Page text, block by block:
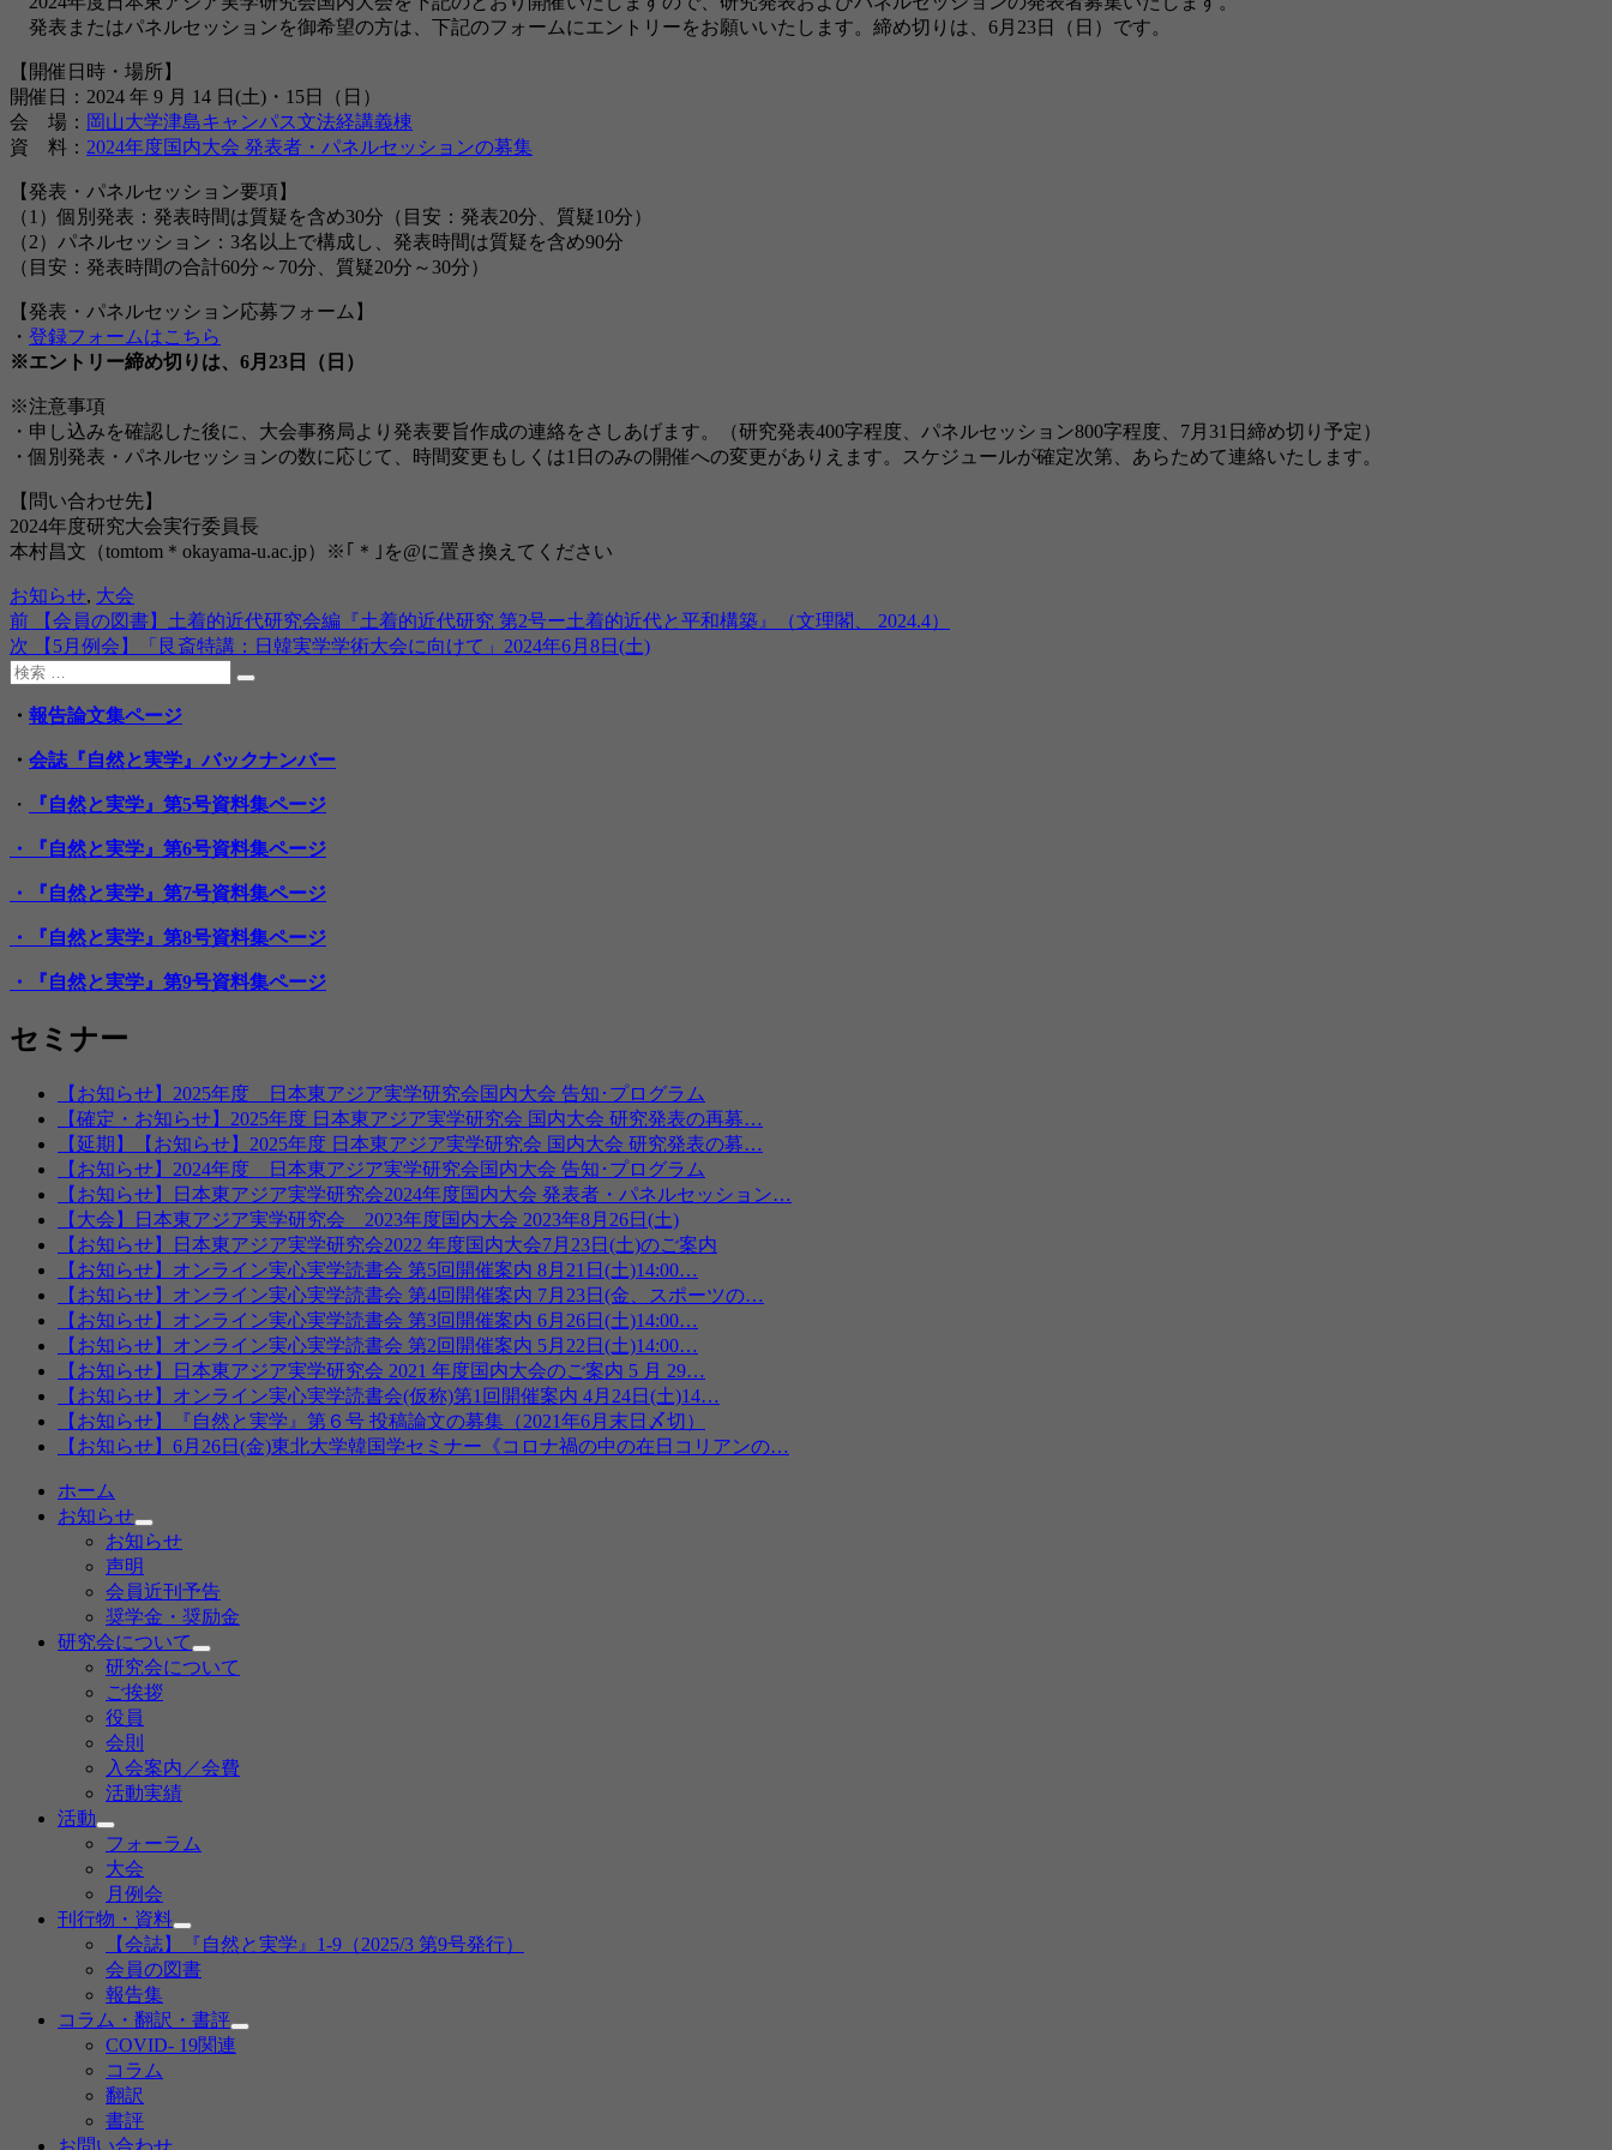
発表またはパネルセッションを御希望の方は、下記のフォームにエントリーをお願いいたします。締め切りは、6月23日（日）です。
【開催日時・場所】
開催日：2024 年 9 月 14 日(土)・15日（日）
会 場： 岡山大学津島キャンパス文法経講義棟
資 料： 2024年度国内大会 発表者・パネルセッションの募集
【発表・パネルセッション要項】
（1）個別発表：発表時間は質疑を含め30分（目安：発表20分、質疑10分）
（2）パネルセッション：3名以上で構成し、発表時間は質疑を含め90分
（目安：発表時間の合計60分～70分、質疑20分～30分）
【発表・パネルセッション応募フォーム】
・ 登録フォームはこちら
※エントリー締め切りは、6月23日（日）
※注意事項
・申し込みを確認した後に、大会事務局より発表要旨作成の連絡をさしあげます。（研究発表400字程度、パネルセッション800字程度、7月31日締め切り予定）
・個別発表・パネルセッションの数に応じて、時間変更もしくは1日のみの開催への変更がありえます。スケジュールが確定次第、あらためて連絡いたします。
【問い合わせ先】
2024年度研究大会実行委員長
本村昌文（tomtom＊okayama-u.ac.jp）※｢＊｣を@に置き換えてください
投
稿
日:
カ
テ
ゴ
リ
お知らせ, 大会
投
稿
ナ
ビ
ー
シ
ョ
ン
前
前
の
投
【会員の図書】土着的近代研究会編『土着的近代研究 第2号ー土着的近代と平和構築』（文理閣、 2024.4）
次
次
の
稿:
【5月例会】「艮斎特講：日韓実学学術大会に向けて」2024年6月8日(土)
検
検
・ 報告論文集ページ
・ 会誌『自然と実学』バックナンバー
・ 『自然と実学』第5号資料集ページ
・『自然と実学』第6号資料集ページ
・『自然と実学』第7号資料集ページ
・『自然と実学』第8号資料集ページ
・『自然と実学』第9号資料集ページ
セミナー
【お知らせ】2025年度 日本東アジア実学研究会国内大会 告知･プログラム
【確定・お知らせ】2025年度 日本東アジア実学研究会 国内大会 研究発表の再募…
【延期】【お知らせ】2025年度 日本東アジア実学研究会 国内大会 研究発表の募…
【お知らせ】2024年度 日本東アジア実学研究会国内大会 告知･プログラム
【お知らせ】日本東アジア実学研究会2024年度国内大会 発表者・パネルセッション…
【大会】日本東アジア実学研究会 2023年度国内大会 2023年8月26日(土)
【お知らせ】日本東アジア実学研究会2022 年度国内大会7月23日(土)のご案内
【お知らせ】オンライン実心実学読書会 第5回開催案内 8月21日(土)14:00…
【お知らせ】オンライン実心実学読書会 第4回開催案内 7月23日(金、スポーツの…
【お知らせ】オンライン実心実学読書会 第3回開催案内 6月26日(土)14:00…
【お知らせ】オンライン実心実学読書会 第2回開催案内 5月22日(土)14:00…
【お知らせ】日本東アジア実学研究会 2021 年度国内大会のご案内 5 月 29…
【お知らせ】オンライン実心実学読書会(仮称)第1回開催案内 4月24日(土)14…
【お知らせ】『自然と実学』第６号 投稿論文の募集（2021年6月末日〆切）
【お知らせ】6月26日(金)東北大学韓国学セミナー《コロナ禍の中の在日コリアンの…
ホーム
お知らせ
サ
ブ
メ
ニ
ュ
ー
を
展
開
お知らせ
声明
会員近刊予告
奨学金・奨励金
研究会について
サ
ブ
ー
研究会について
ご挨拶
役員
会則
入会案内／会費
活動実績
活動
サ
ブ
メ
ニ
ュ
ー
を
展
開
フォーラム
大会
月例会
刊行物・資料
サ
ブ
メ
ュ
ー
【会誌】『自然と実学』1-9（2025/3 第9号発行）
会員の図書
報告集
コラム・翻訳・書評
サ
COVID- 19関連
コラム
翻訳
書評
お問い合わせ